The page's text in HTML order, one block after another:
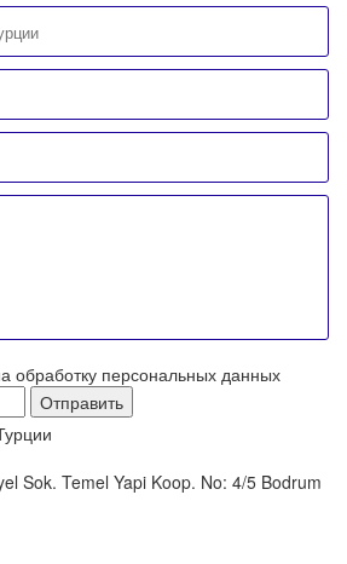
обработку персональных данных
Sok. Temel Yapi Koop. No: 4/5 Bodrum